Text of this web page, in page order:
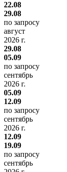
22.08
29.08
по запросу
август
2026 г.
29.08
05.09
по запросу
сентябрь
2026 г.
05.09
12.09
по запросу
сентябрь
2026 г.
12.09
19.09
по запросу
сентябрь